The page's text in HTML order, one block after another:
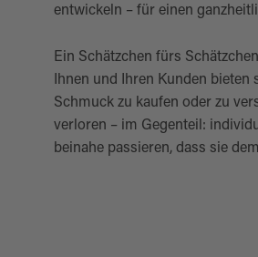
entwickeln – für einen
Ein Schätzchen fürs
Ihnen und Ihren Kunden
Schmuck zu kaufen oder zu
verloren – im Gegenteil:
beinahe passieren, dass sie